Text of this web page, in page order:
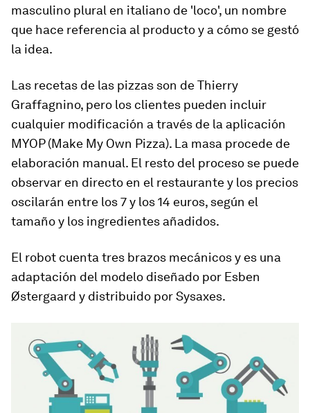
masculino plural en italiano de 'loco', un nombre
que hace referencia al producto y a cómo se gestó
la idea.
Las recetas de las pizzas son de Thierry
Graffagnino, pero los clientes pueden incluir
cualquier modificación a través de la aplicación
MYOP (Make My Own Pizza). La masa procede de
elaboración manual. El resto del proceso se puede
observar en directo en el restaurante y los precios
oscilarán entre los 7 y los 14 euros, según el
tamaño y los ingredientes añadidos.
El robot cuenta tres brazos mecánicos y es una
adaptación del modelo diseñado por Esben
Østergaard y distribuido por Sysaxes.